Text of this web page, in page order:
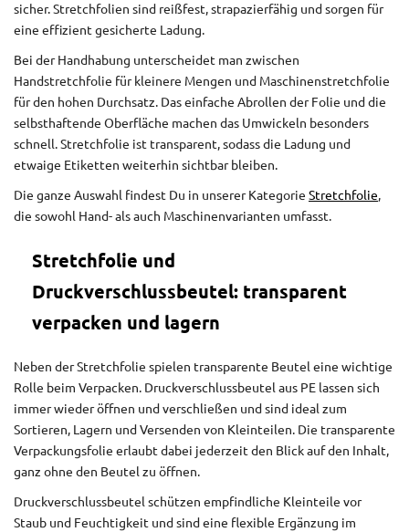
sicher. Stretchfolien sind reißfest, strapazierfähig und sorgen für
eine effizient gesicherte Ladung.
Bei der Handhabung unterscheidet man zwischen
Handstretchfolie für kleinere Mengen und Maschinenstretchfolie
für den hohen Durchsatz. Das einfache Abrollen der Folie und die
selbsthaftende Oberfläche machen das Umwickeln besonders
schnell. Stretchfolie ist transparent, sodass die Ladung und
etwaige Etiketten weiterhin sichtbar bleiben.
Die ganze Auswahl findest Du in unserer Kategorie Stretchfolie,
die sowohl Hand- als auch Maschinenvarianten umfasst.
Stretchfolie und
Druckverschlussbeutel: transparent
verpacken und lagern
Neben der Stretchfolie spielen transparente Beutel eine wichtige
Rolle beim Verpacken. Druckverschlussbeutel aus PE lassen sich
immer wieder öffnen und verschließen und sind ideal zum
Sortieren, Lagern und Versenden von Kleinteilen. Die transparente
Verpackungsfolie erlaubt dabei jederzeit den Blick auf den Inhalt,
ganz ohne den Beutel zu öffnen.
Druckverschlussbeutel schützen empfindliche Kleinteile vor
Staub und Feuchtigkeit und sind eine flexible Ergänzung im